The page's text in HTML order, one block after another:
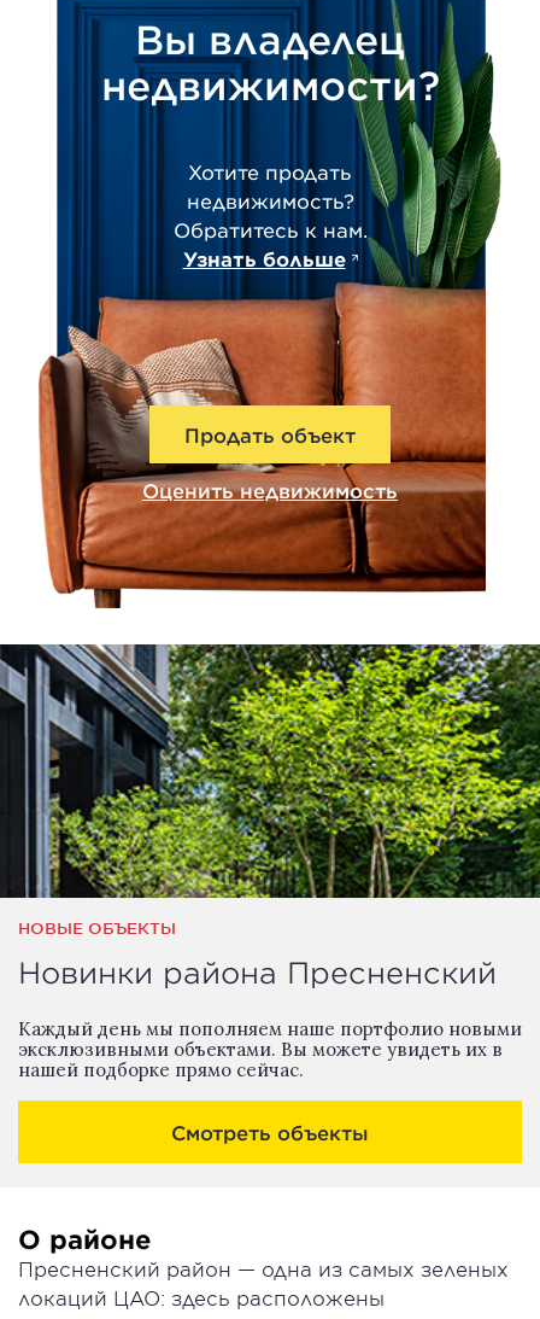
Вы владелец
недвижимости?
Хотите продать
недвижимость?
Обратитесь к нам.
Узнать больше
Продать объект
Оценить недвижимость
НОВЫЕ ОБЪЕКТЫ
Новинки района Пресненский
Каждый день мы пополняем наше портфолио новыми
эксклюзивными объектами. Вы можете увидеть их в
нашей подборке прямо сейчас.
Смотреть объекты
О районе
Пресненский район — одна из самых зеленых
локаций ЦАО: здесь расположены